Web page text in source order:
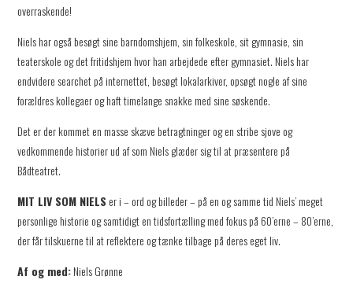
overraskende!
Niels har også besøgt sine barndomshjem, sin folkeskole, sit gymnasie, sin
teaterskole og det fritidshjem hvor han arbejdede efter gymnasiet. Niels har
endvidere searchet på internettet, besøgt lokalarkiver, opsøgt nogle af sine
forældres kollegaer og haft timelange snakke med sine søskende.
Det er der kommet en masse skæve betragtninger og en stribe sjove og
vedkommende historier ud af som Niels glæder sig til at præsentere på
Bådteatret.
MIT LIV SOM NIELS er i – ord og billeder – på en og samme tid Niels’ meget
personlige historie og samtidigt en tidsfortælling med fokus på 60’erne – 80’erne,
der får tilskuerne til at reflektere og tænke tilbage på deres eget liv.
Af og med:Niels Grønne